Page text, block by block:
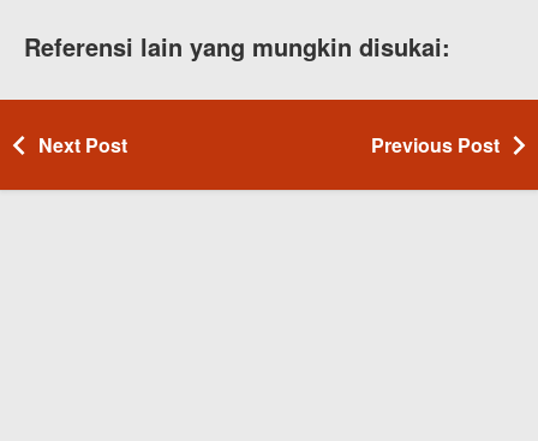
Referensi lain yang mungkin disukai:
Next Post Previous Post